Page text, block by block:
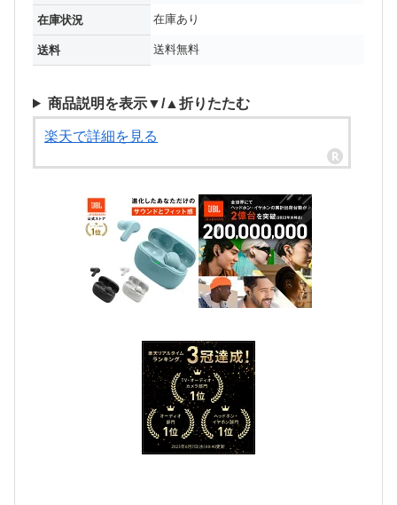
在庫状況 在庫あり
送料 送料無料
商品説明を表示▼/▲折りたたむ
楽天で詳細を見る